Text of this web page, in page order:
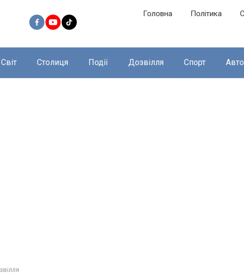
Головна Політика
Світ Столиця Події Дозвілля Спорт Авто